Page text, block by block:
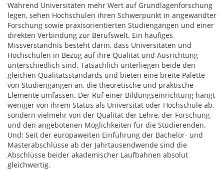
Während Universitäten mehr Wert auf Grundlagenforschung
legen, sehen Hochschulen ihren Schwerpunkt in angewandter
Forschung sowie praxisorientierten Studiengängen und einer
direkten Verbindung zur Berufswelt. Ein häufiges
Missverständnis besteht darin, dass Universitäten und
Hochschulen in Bezug auf ihre Qualität und Ausrichtung
unterschiedlich sind. Tatsächlich unterliegen beide den
gleichen Qualitätsstandards und bieten eine breite Palette
von Studiengängen an, die theoretische und praktische
Elemente umfassen. Der Ruf einer Bildungseinrichtung hängt
weniger von ihrem Status als Universität oder Hochschule ab,
sondern vielmehr von der Qualität der Lehre, der Forschung
und den angebotenen Möglichkeiten für die Studierenden.
Und: Seit der europaweiten Einführung der Bachelor- und
Masterabschlüsse ab der Jahrtausendwende sind die
Abschlüsse beider akademischer Laufbahnen absolut
gleichwertig.